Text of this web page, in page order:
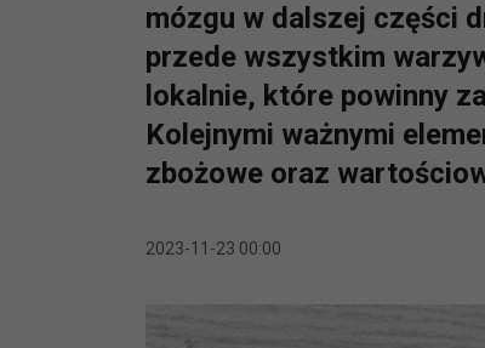
mózgu w dalszej części
przede wszystkim
lokalnie, które powinny
Kolejnymi ważnymi
zbożowe oraz
2023-11-23 00:00